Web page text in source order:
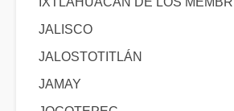
JALISCO
JALOSTOTITLÁN
JAMAY